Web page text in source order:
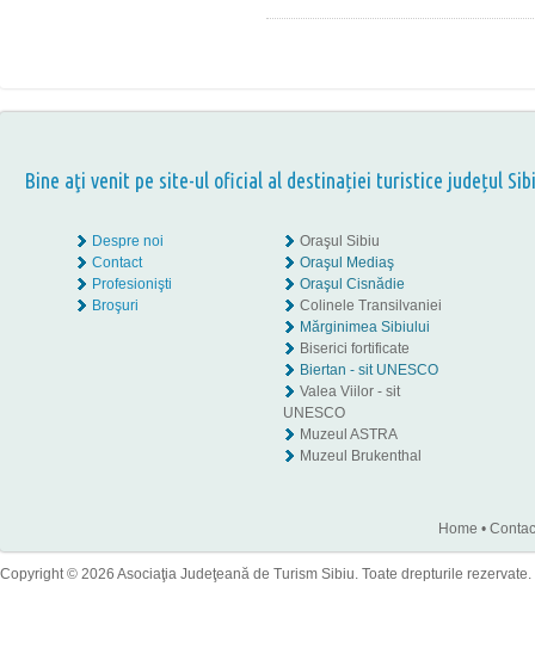
Bine aţi venit pe site-ul oficial al destinației turistice județul
Despre noi
Contact
Profesionişti
Broşuri
Oraşul Sibiu
Oraşul Mediaş
Oraşul Cisnădie
Colinele Transilvaniei
Mărginimea Sibiului
Biserici fortificate
Biertan - sit UNESCO
Valea Viilor - sit
UNESCO
Muzeul ASTRA
Muzeul Brukenthal
Home •
Copyright © 2026 Asociaţia Judeţeană de Turism Sibiu. Toate drepturile rezervate.